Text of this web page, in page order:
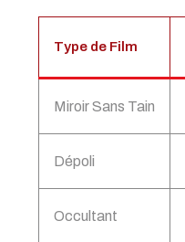
Type de Film
Miroir Sans Tain
Dépoli
Occultant